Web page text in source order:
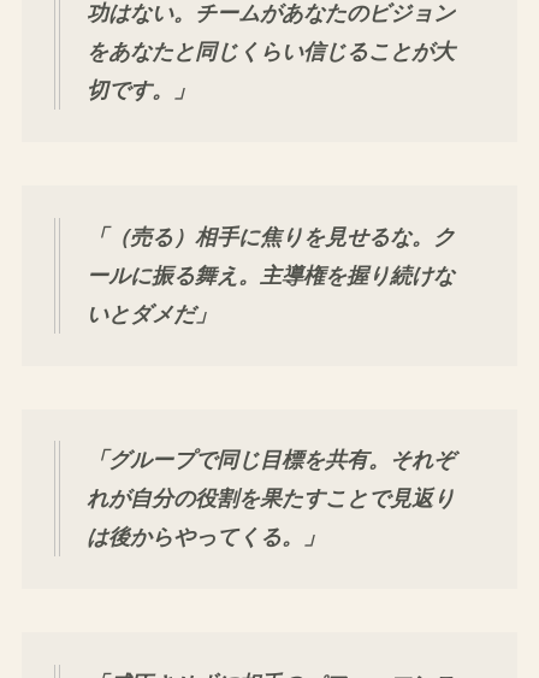
功はない。チームがあなたのビジョン
をあなたと同じくらい信じることが大
切です。」
「（売る）相手に焦りを見せるな。ク
ールに振る舞え。主導権を握り続けな
いとダメだ」
「グループで同じ目標を共有。それぞ
れが自分の役割を果たすことで見返り
は後からやってくる。」